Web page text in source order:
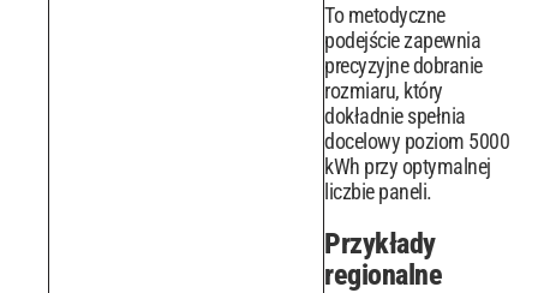
To metodyczne
podejście zapewnia
precyzyjne dobranie
rozmiaru, który
dokładnie spełnia
docelowy poziom 5000
kWh przy optymalnej
liczbie paneli.
Przykłady
regionalne